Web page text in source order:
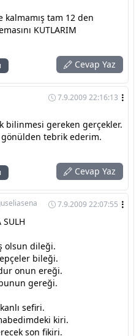
tam 12 den
KUTLARIM
Cevap Yaz
7.9.2009 22:16:13
bilinmesi gereken gerçekler.
gönülden tebrik ederim.
Cevap Yaz
7.9.2009 22:07:55
SULH
olsun dileği.
bileği.
onun ereği.
gereği.
sefiri.
kiri.
son fikiri.